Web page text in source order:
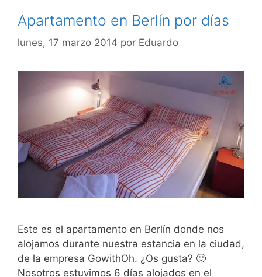
Apartamento en Berlín por días
lunes, 17 marzo 2014 por Eduardo
Este es el apartamento en Berlín donde nos
alojamos durante nuestra estancia en la ciudad,
de la empresa GowithOh. ¿Os gusta? 🙂
Nosotros estuvimos 6 días alojados en el